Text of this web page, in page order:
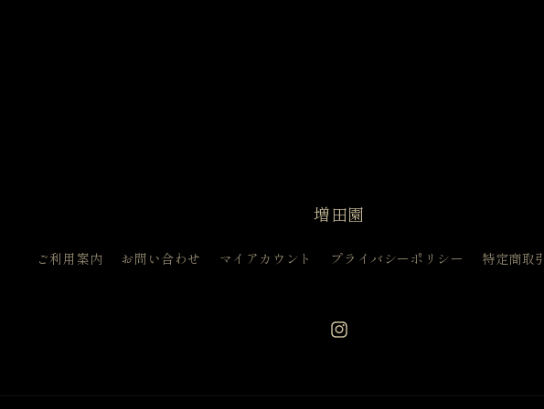
増田園
ご利用案内 お問い合わせ マイアカウント プライバシーポリシー 特定商取
Instagram